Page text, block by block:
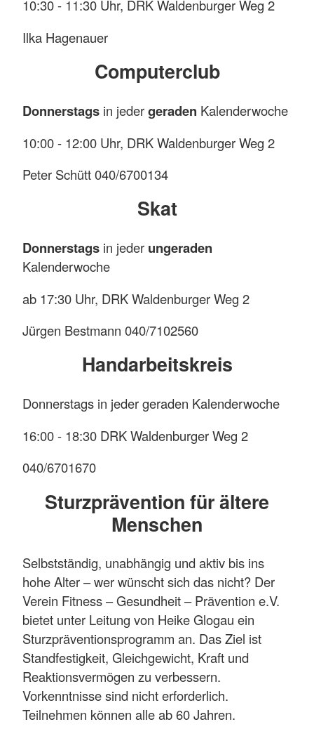
kleinen Geräten (z.B. Theraband, Bälle, Seile)
ebenso wie Partnerübungen.
Geleitet werden die Gymnastikkurse von
Übungsleitern des DRK, die die komplexe
DRK Gesundheitsprogramme durchlaufen
haben und regelmäßig fortgebildet werden.
Dies gewährleistet einen einheitlichen
Ausbildungsstandard und sichert die Qualität
Einsteigern, die Übungen korrekt auszuführen
Ansprechpartnerin für alle Gymnastikgruppen
670 03 36.
Im einzelnen veranstalten wir folgende Kurse:
Gymnastik
DRK-
Weg
2
GymnastikMontags
11.00
-
12.00
Willinghusen,
Rhabarberkate,
Lohe
5
Kitty
Jagiella
Gymnastik
am
/
auf
Dienstags
09.30
-
10.30
Barsbüttel,
DRK-
Raum,
Waldenburger
10:30 - 11:30 Uhr, DRK Waldenburger Weg 2
Ilka Hagenauer
Computerclub
Donnerstags in jedergeraden Kalenderwoche
10:00 - 12:00 Uhr, DRK Waldenburger Weg 2
Peter Schütt 040/6700134
Skat
Donnerstags in jeder ungeraden
Kalenderwoche
ab 17:30 Uhr, DRK Waldenburger Weg 2
Jürgen Bestmann 040/7102560
Handarbeitskreis
Donnerstags in jeder geraden Kalenderwoche
16:00 - 18:30 DRK Waldenburger Weg 2
040/6701670
Sturzprävention für ältere
Menschen
Selbstständig, unabhängig und aktiv bis ins
hohe Alter – wer wünscht sich das nicht? Der
Verein Fitness – Gesundheit – Prävention e.V.
bietet unter Leitung von Heike Glogau ein
Sturzpräventionsprogramm an. Das Ziel ist
Standfestigkeit, Gleichgewicht, Kraft und
Reaktionsvermögen zu verbessern.
Vorkenntnisse sind nicht erforderlich.
Teilnehmen können alle ab 60 Jahren.